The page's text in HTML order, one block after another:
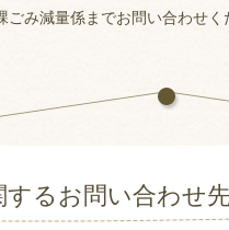
ごみ減量係までお問い合わせく
するお問い合わせ